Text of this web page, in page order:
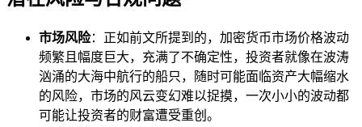
市场风险：正如前文所提到的，加密货币市场价格波动
频繁且幅度巨大，充满了不确定性，投资者就像在波涛
汹涌的大海中航行的船只，随时可能面临资产大幅缩水
的风险，市场的风云变幻难以捉摸，一次小小的波动都
可能让投资者的财富遭受重创。